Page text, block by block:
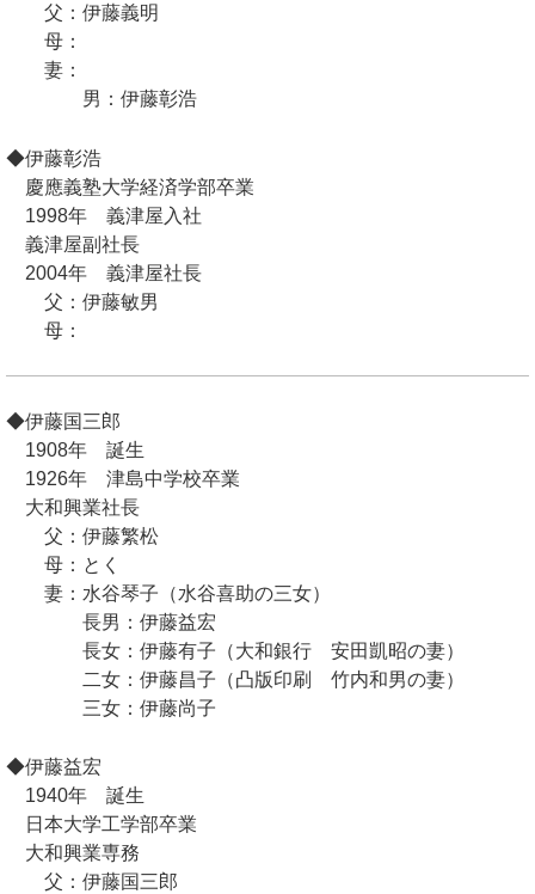
父：伊藤義明
母：
妻：
男：伊藤彰浩
◆伊藤彰浩
慶應義塾大学経済学部卒業
1998年 義津屋入社
義津屋副社長
2004年 義津屋社長
父：伊藤敏男
母：
◆伊藤国三郎
1908年 誕生
1926年 津島中学校卒業
大和興業社長
父：伊藤繁松
母：とく
妻：水谷琴子（水谷喜助の三女）
長男：伊藤益宏
長女：伊藤有子（大和銀行 安田凱昭の妻）
二女：伊藤昌子（凸版印刷 竹内和男の妻）
三女：伊藤尚子
◆伊藤益宏
1940年 誕生
日本大学工学部卒業
大和興業専務
父：伊藤国三郎